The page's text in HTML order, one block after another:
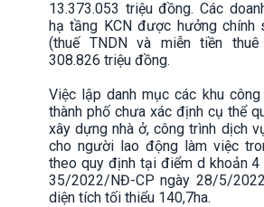
13.373.053 triệu đồng. Các
hạ tầng KCN được hưởng chính
(thuế TNDN và miễn tiền
308.826 triệu đồng.
Việc lập danh mục các khu
thành phố chưa xác định cụ thể
xây dựng nhà ở, công trình dịch
cho người lao động làm việc
theo quy định tại điểm d khoản
35/2022/NĐ-CP ngày 28/5/
diện tích tối thiểu 140,7ha.